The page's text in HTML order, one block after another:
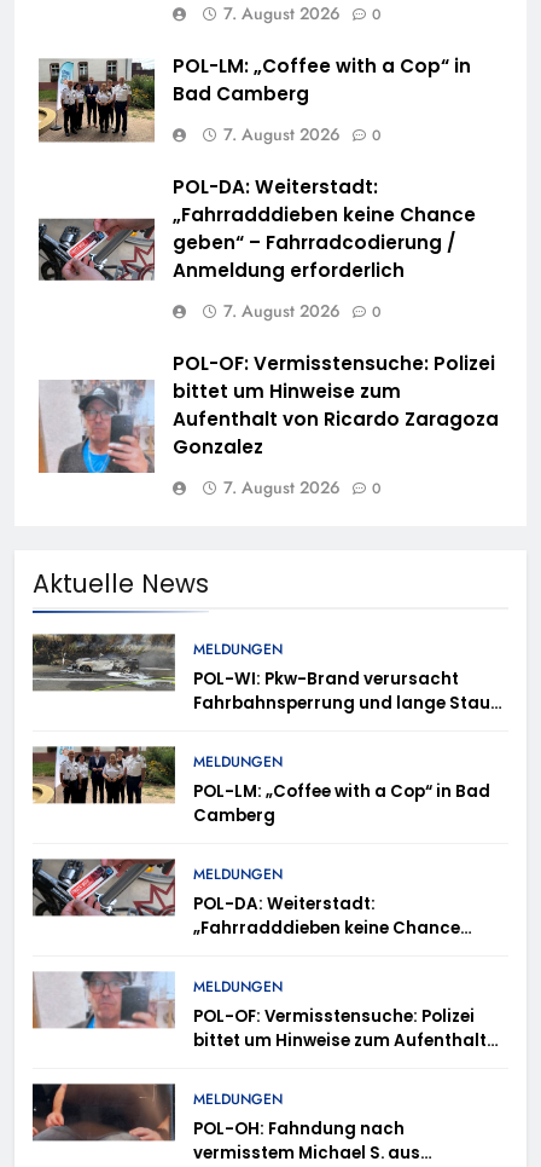
7. August 2026 0
POL-LM: „Coffee with a Cop“ in
Bad Camberg
7. August 2026 0
POL-DA: Weiterstadt:
„Fahrradddieben keine Chance
geben“ – Fahrradcodierung /
Anmeldung erforderlich
7. August 2026 0
POL-OF: Vermisstensuche: Polizei
bittet um Hinweise zum
Aufenthalt von Ricardo Zaragoza
Gonzalez
7. August 2026 0
Aktuelle News
MELDUNGEN
POL-WI: Pkw-Brand verursacht
Fahrbahnsperrung und lange Staus
MELDUNGEN
POL-LM: „Coffee with a Cop“ in Bad
Camberg
MELDUNGEN
POL-DA: Weiterstadt:
„Fahrradddieben keine Chance
Anmeldung erforderlich
MELDUNGEN
POL-OF: Vermisstensuche: Polizei
bittet um Hinweise zum Aufenthalt
MELDUNGEN
POL-OH: Fahndung nach
vermisstem Michael S. aus